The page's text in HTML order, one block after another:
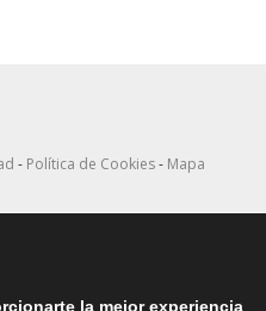
- Política de Cookies- Mapa
la mejor experiencia